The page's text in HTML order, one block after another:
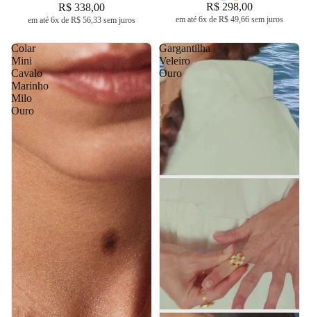
R$ 338,00
em até 6x de R$ 56,33 sem juros
R$ 298,00
em até 6x de R$ 49,66 sem juros
Colar
Mini
Cavalo
Marinho
Milo
Ouro
Gargantilha
Veleiro
Ouro